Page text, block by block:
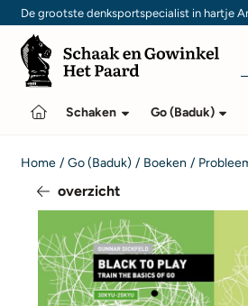
Cookievoorkeuren zijn momenteel
De grootste denksportspecialist in hartje
Schaken Go (Baduk)
Home / Go (Baduk) / Boeken /
overzicht